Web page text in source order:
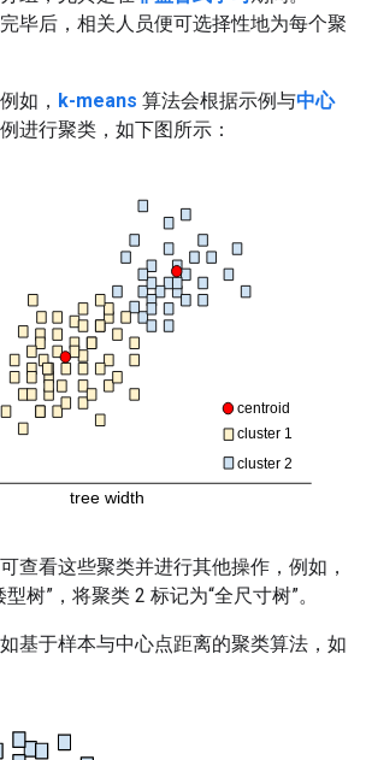
毕后，相关人员便可选择性地为每个聚
如， k-means 算法会根据示例与中心
进行聚类，如下图所示：
查看这些聚类并进行其他操作，例如，
树”，将聚类 2 标记为“全尺寸树”。
基于样本与中心点距离的聚类算法，如